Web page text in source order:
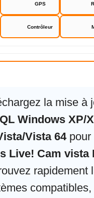
GPS
Contrôleur
Live! Cam vista
la mise à
Windows XP/
Vista 64pour
Live! Cam vista
rapidement
compatibles,